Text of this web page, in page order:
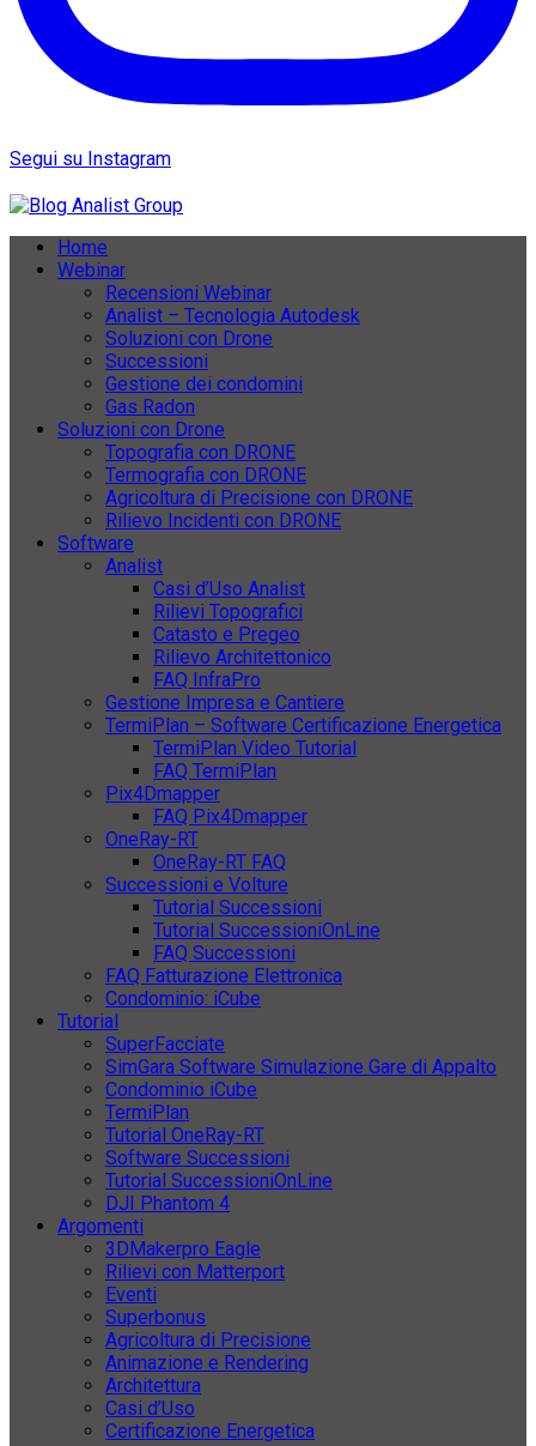
Segui su Instagram
Home
Webinar
Recensioni Webinar
Analist – Tecnologia Autodesk
Soluzioni con Drone
Successioni
Gestione dei condomini
Gas Radon
Soluzioni con Drone
Topografia con DRONE
Termografia con DRONE
Agricoltura di Precisione con DRONE
Rilievo Incidenti con DRONE
Software
Analist
Casi d’Uso Analist
Rilievi Topografici
Catasto e Pregeo
Rilievo Architettonico
FAQ InfraPro
Gestione Impresa e Cantiere
TermiPlan – Software Certificazione Energetica
TermiPlan Video Tutorial
FAQ TermiPlan
Pix4Dmapper
FAQ Pix4Dmapper
OneRay-RT
OneRay-RT FAQ
Successioni e Volture
Tutorial Successioni
Tutorial SuccessioniOnLine
FAQ Successioni
FAQ Fatturazione Elettronica
Condominio: iCube
Tutorial
SuperFacciate
SimGara Software Simulazione Gare di Appalto
Condominio iCube
TermiPlan
Tutorial OneRay-RT
Software Successioni
Tutorial SuccessioniOnLine
DJI Phantom 4
Argomenti
3DMakerpro Eagle
Rilievi con Matterport
Eventi
Superbonus
Agricoltura di Precisione
Animazione e Rendering
Architettura
Casi d’Uso
Certificazione Energetica